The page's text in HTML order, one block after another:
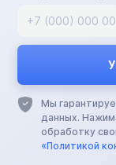
Мы
данных.
обработку
«Политикой